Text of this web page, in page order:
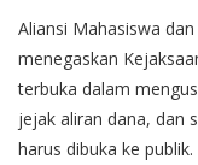
Aliansi Mahasiswa
menegaskan
terbuka dalam
jejak aliran dana, dan
harus dibuka ke